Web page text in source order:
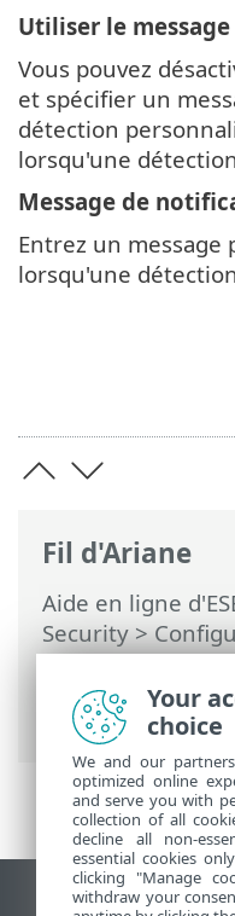
Fil d'Ariane
Aide en ligne
Security>
Interface
Notifications sur
Personnalisation
Utiliser le
Vous pouvez
et spécifier un
détection
lorsqu'une
Message de
Entrez un message
lorsqu'une
Your
choice
We and our
optimized online
and serve you with
collection of all
decline all non-
essential cookies
clicking "Manage
withdraw your